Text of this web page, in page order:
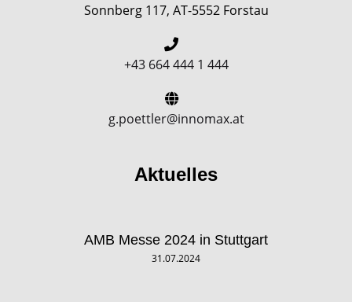
Sonnberg 117, AT-5552 Forstau
+43 664 444 1 444
g.poettler@innomax.at
Aktuelles
AMB Messe 2024 in Stuttgart
31.07.2024